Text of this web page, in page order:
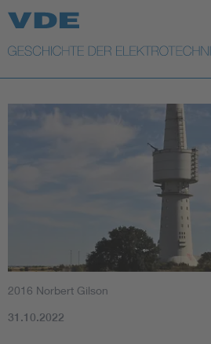
Top Themen
Weitere Themen
2016 Norbert Gilson
31.10.2022